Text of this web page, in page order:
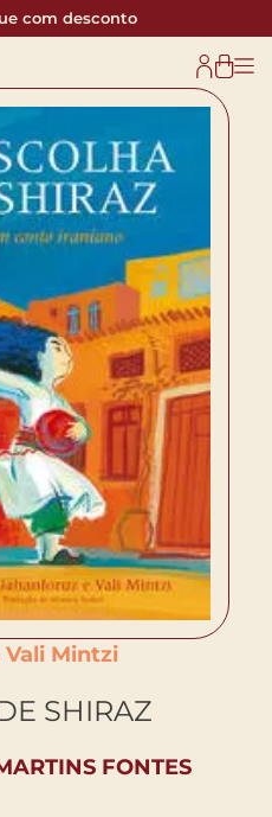
com desconto
Mintzi
SHIRAZ
FONTES